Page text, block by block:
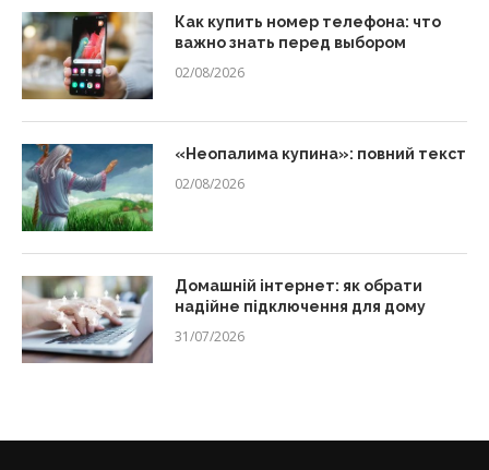
Как купить номер телефона: что
важно знать перед выбором
02/08/2026
«Неопалима купина»: повний текст
02/08/2026
Домашній інтернет: як обрати
надійне підключення для дому
31/07/2026